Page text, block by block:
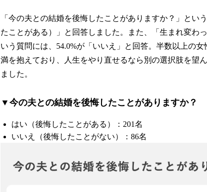
「今の夫との結婚を後悔したことがありますか？」とい
たことがある）」と回答しました。また、「生まれ変わ
いう質問には、54.0%が「いいえ」と回答。半数以上の
満を抱えており、人生をやり直せるなら別の選択肢を望
ました。
▼今の夫との結婚を後悔したことがありますか？
はい（後悔したことがある）：201名
いいえ（後悔したことがない）：86名